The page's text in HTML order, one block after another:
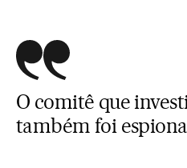
O comitê que
também foi